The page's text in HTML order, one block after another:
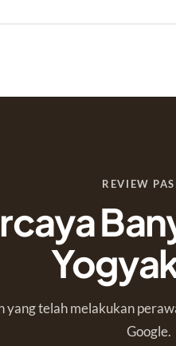
REVIEW
yang telah melakukan
Google.